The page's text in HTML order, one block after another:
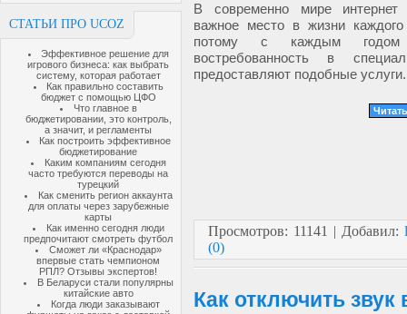
СТАТЬИ ПРО UCOZ
Эффективное решение для
игрового бизнеса: как выбрать
систему, которая работает
Как правильно составить
бюджет с помощью ЦФО
Что главное в
бюджетировании, это контроль,
а значит, и регламенты
Как построить эффективное
бюджетирование
Каким компаниям сегодня
часто требуются переводы на
турецкий
Как сменить регион аккаунта
для оплаты через зарубежные
карты
Как именно сегодня люди
предпочитают смотреть футбол
Сможет ли «Краснодар»
впервые стать чемпионом
РПЛ? Отзывы экспертов!
В Беларуси стали популярны
китайские авто
Когда люди заказывают
В современно мире интернет
важное место в жизни
потому с каждым годом
востребованность в
предоставляют подобные
Просмотров: 11141 | Добавил:
(0)
Как отключить